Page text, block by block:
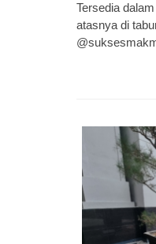
Tersedia
atasnya di